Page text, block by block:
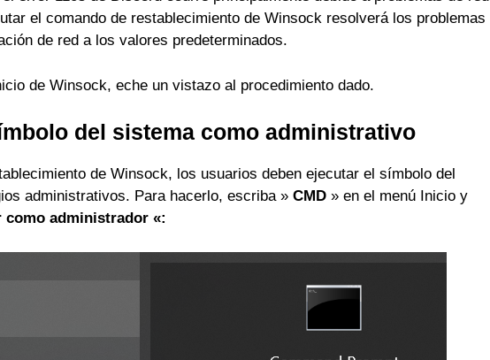
el comando de restablecimiento de Winsock resolverá los problemas
de red a los valores predeterminados.
de Winsock, eche un vistazo al procedimiento dado.
del sistema como administrativo
de Winsock, los usuarios deben ejecutar el símbolo del
administrativos. Para hacerlo, escriba » CMD » en el menú Inicio y
como administrador «: